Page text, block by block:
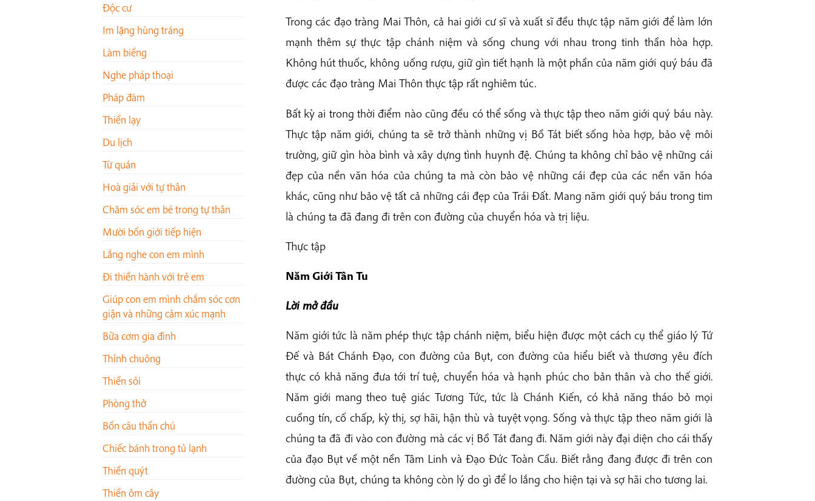
Độc cư
Im lặng hùng tráng
Làm biếng
Nghe pháp thoại
Pháp đàm
Thiền lạy
Du lịch
Từ quán
Hoà giải với tự thân
Chăm sóc em bé trong tự thân
Mười bốn giới tiếp hiện
Lắng nghe con em mình
Đi thiền hành với trẻ em
Giúp con em mình chắm sóc cơn
giận và những cảm xúc mạnh
Bữa cơm gia đình
Thỉnh chuông
Thiền sỏi
Phòng thở
Bốn câu thần chú
Chiếc bánh trong tủ lạnh
Thiền quýt
Thiền ôm cây
Trong các đạo tràng Mai Thôn, cả hai giới cư sĩ và xuất sĩ đều thực tập năm giới để làm lớn
mạnh thêm sự thực tập chánh niệm và sống chung với nhau trong tinh thần hòa hợp.
Không hút thuốc, không uống rượu, giữ gìn tiết hạnh là một phần của năm giới quý báu đã
được các đạo tràng Mai Thôn thực tập rất nghiêm túc.
Bất kỳ ai trong thời điểm nào cũng đều có thể sống và thực tập theo năm giới quý báu này.
Thực tập năm giới, chúng ta sẽ trở thành những vị Bồ Tát biết sống hòa hợp, bảo vệ môi
trường, giữ gìn hòa bình và xây dựng tình huynh đệ. Chúng ta không chỉ bảo vệ những cái
đẹp của nền văn hóa của chúng ta mà còn bảo vệ những cái đẹp của các nền văn hóa
khác, cũng như bảo vệ tất cả những cái đẹp của Trái Đất. Mang năm giới quý báu trong tim
là chúng ta đã đang đi trên con đường của chuyển hóa và trị liệu.
Thực tập
Năm Giới Tân Tu
Lời mở đầu
Năm giới tức là năm phép thực tập chánh niệm, biểu hiện được một cách cụ thể giáo lý Tứ
Đế và Bát Chánh Đạo, con đường của Bụt, con đường của hiểu biết và thương yêu đích
thực có khả năng đưa tới trí tuệ, chuyển hóa và hạnh phúc cho bản thân và cho thế giới.
Năm giới mang theo tuệ giác Tương Tức, tức là Chánh Kiến, có khả năng tháo bỏ mọi
cuồng tín, cố chấp, kỳ thị, sợ hãi, hận thù và tuyệt vọng. Sống và thực tập theo năm giới là
chúng ta đã đi vào con đường mà các vị Bồ Tát đang đi. Năm giới này đại diện cho cái thấy
của đạo Bụt về một nền Tâm Linh và Đạo Đức Toàn Cầu. Biết rằng đang được đi trên con
đường của Bụt, chúng ta không còn lý do gì để lo lắng cho hiện tại và sợ hãi cho tương lai.